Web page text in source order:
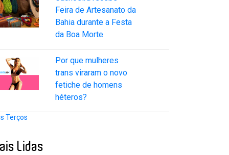
Feira de Artesanato da
Bahia durante a Festa
da Boa Morte
Por que mulheres
trans viraram o novo
fetiche de homens
héteros?
Terços
Lidas